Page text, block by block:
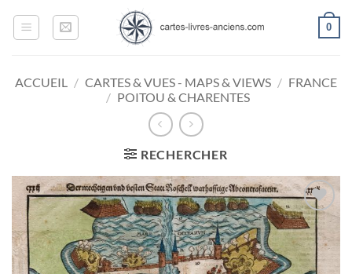
0
ACCUEIL / CARTES & VUES - MAPS & VIEWS / FRANCE
/ POITOU & CHARENTES
RECHERCHER
Ajouter
à la
wishlist